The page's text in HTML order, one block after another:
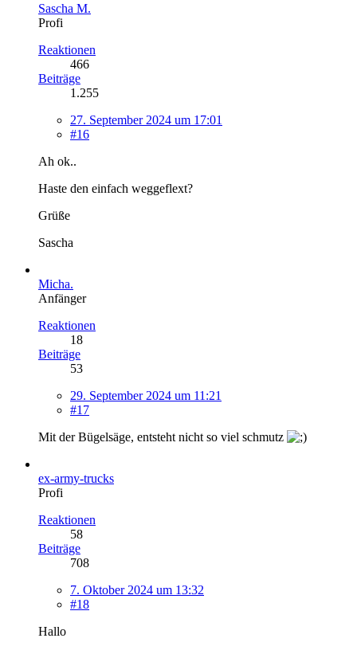
Sascha M.
Profi
Reaktionen
466
Beiträge
1.255
27. September 2024 um 17:01
#16
Ah ok..
Haste den einfach weggeflext?
Grüße
Sascha
Micha.
Anfänger
Reaktionen
18
Beiträge
53
29. September 2024 um 11:21
#17
Mit der Bügelsäge, entsteht nicht so viel schmutz
ex-army-trucks
Profi
Reaktionen
58
Beiträge
708
7. Oktober 2024 um 13:32
#18
Hallo